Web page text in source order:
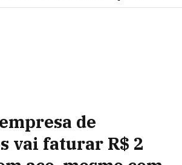
de
vai faturar R$ 2